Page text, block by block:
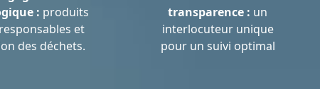
: produits
et
des déchets.
transparence : un
interlocuteur unique
pour un suivi optimal